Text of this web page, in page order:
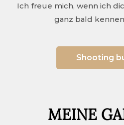
Ich freue mich, wenn ich
ganz bald
Shooting
MEINE